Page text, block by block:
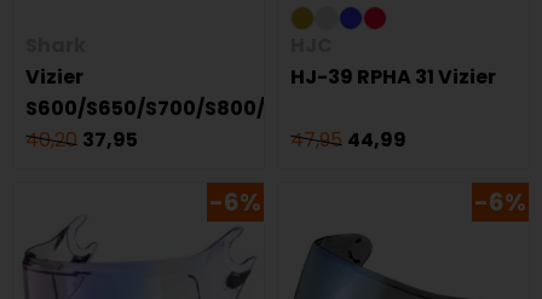
Vizier
S600/S650/S700/S800/S900/Openline
40,20 37,95
HJ-39 RPHA 31 Vizier
47,95 44,99
-6% -6%